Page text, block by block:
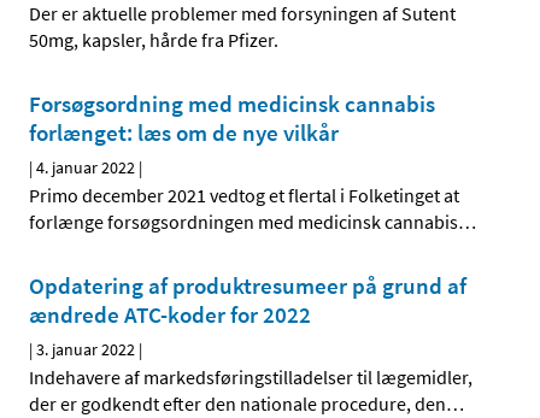
Der er aktuelle problemer med forsyningen af Sutent
50mg, kapsler, hårde fra Pfizer.
Forsøgsordning med medicinsk cannabis
forlænget: læs om de nye vilkår
|4. januar 2022 |
Primo december 2021 vedtog et flertal i Folketinget at
forlænge forsøgsordningen med medicinsk cannabis…
Opdatering af produktresumeer på grund af
ændrede ATC-koder for 2022
|3. januar 2022 |
Indehavere af markedsføringstilladelser til lægemidler,
der er godkendt efter den nationale procedure, den…